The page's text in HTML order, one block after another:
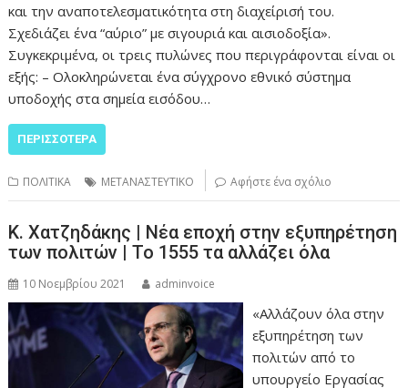
και την αναποτελεσματικότητα στη διαχείρισή του.
Σχεδιάζει ένα “αύριο” με σιγουριά και αισιοδοξία».
Συγκεκριμένα, οι τρεις πυλώνες που περιγράφονται είναι οι
εξής: – Ολοκληρώνεται ένα σύγχρονο εθνικό σύστημα
υποδοχής στα σημεία εισόδου…
ΠΕΡΙΣΣΌΤΕΡΑ
ΠΟΛΙΤΙΚΑ ΜΕΤΑΝΑΣΤΕΥΤΙΚΟ Αφήστε ένα σχόλιο
Κ. Χατζηδάκης | Νέα εποχή στην εξυπηρέτηση
των πολιτών | Το 1555 τα αλλάζει όλα
10 Νοεμβρίου 2021 adminvoice
«Αλλάζουν όλα στην
εξυπηρέτηση των
πολιτών από το
υπουργείο Εργασίας